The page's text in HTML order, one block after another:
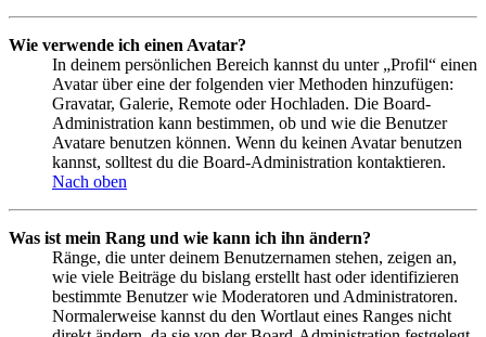
Wie verwende ich einen Avatar?
In deinem persönlichen Bereich kannst du unter „Profil“ einen
Avatar über eine der folgenden vier Methoden hinzufügen:
Gravatar, Galerie, Remote oder Hochladen. Die Board-
Administration kann bestimmen, ob und wie die Benutzer
Avatare benutzen können. Wenn du keinen Avatar benutzen
kannst, solltest du die Board-Administration kontaktieren.
Nach oben
Was ist mein Rang und wie kann ich ihn ändern?
Ränge, die unter deinem Benutzernamen stehen, zeigen an,
wie viele Beiträge du bislang erstellt hast oder identifizieren
bestimmte Benutzer wie Moderatoren und Administratoren.
Normalerweise kannst du den Wortlaut eines Ranges nicht